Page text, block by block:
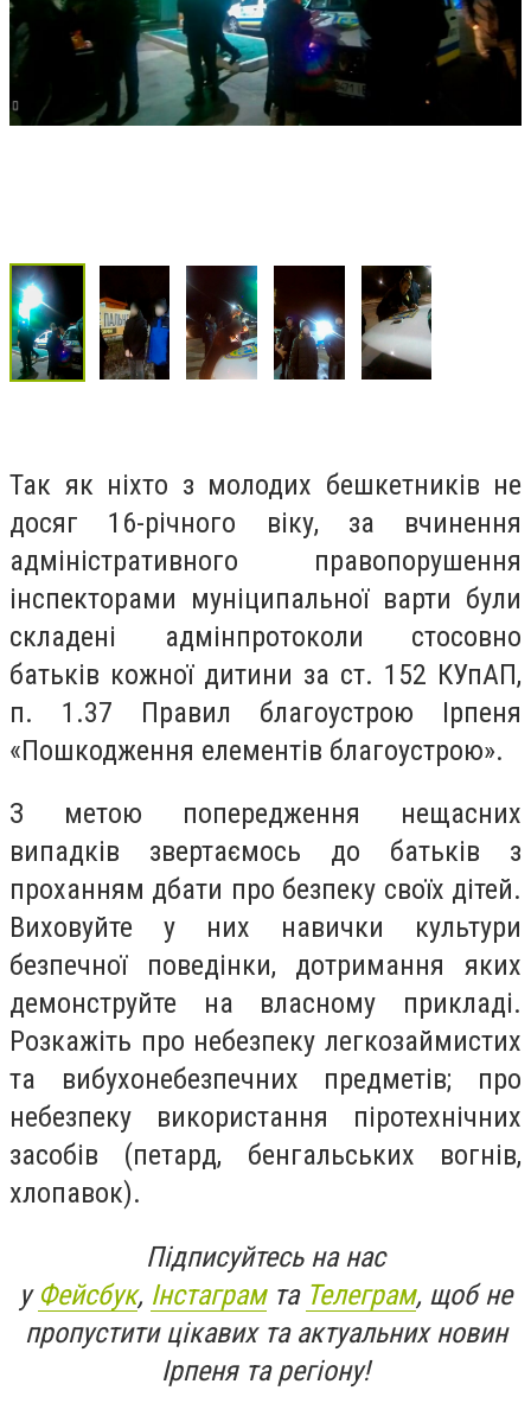
Так як ніхто з молодих бешкетників не
досяг 16-річного віку, за вчинення
адміністративного правопорушення
інспекторами муніципальної варти були
складені адмінпротоколи стосовно
батьків кожної дитини за ст. 152 КУпАП,
п. 1.37 Правил благоустрою Ірпеня
«Пошкодження елементів благоустрою».
З метою попередження нещасних
випадків звертаємось до батьків з
проханням дбати про безпеку своїх дітей.
Виховуйте у них навички культури
безпечної поведінки, дотримання яких
демонструйте на власному прикладі.
Розкажіть про небезпеку легкозаймистих
та вибухонебезпечних предметів; про
небезпеку використання піротехнічних
засобів (петард, бенгальських вогнів,
хлопавок).
Підписуйтесь на нас
у Фейсбук, Інстаграмта Телеграм, щоб не
пропустити цікавих та актуальних новин
Ірпеня та регіону!